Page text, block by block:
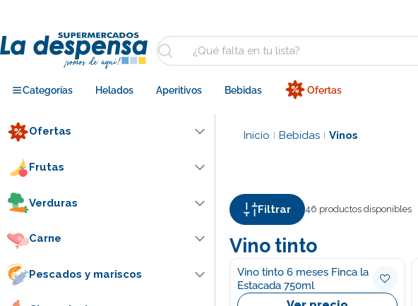
contenido
Buscar
Categorías Helados Aperitivos Bebidas Ofertas
Ofertas
Frutas
Verduras
Carne
Pescados y mariscos
Inicio | Bebidas | Vinos
46 productos disponibles
Filtrar
Vino tinto
Vino tinto 6 meses Finca la
Estacada 750ml